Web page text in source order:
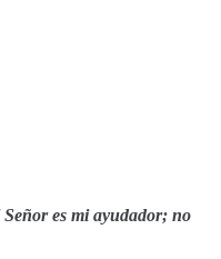
es mi ayudador; no